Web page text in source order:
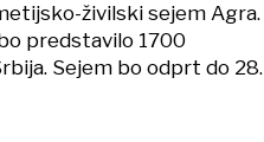
živilski sejem Agra.
predstavilo 1700
Sejem bo odprt do 28.